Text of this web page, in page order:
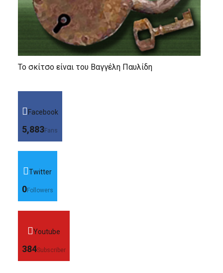
Το σκίτσο είναι του Βαγγέλη Παυλίδη
Facebook
5,883Fans
Twitter
0Followers
Youtube
384Subscriber